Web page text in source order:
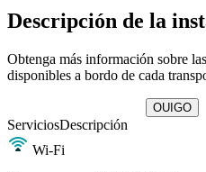
Descripción de la
Obtenga más información sobre
disponibles a bordo de cada
OUIGO
ServiciosDescripción
Wi-Fi